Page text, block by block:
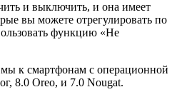
и выключить, и она имеет
вы можете отрегулировать по
функцию «Не
к смартфонам с операционной
8.0 Oreo, и 7.0 Nougat.